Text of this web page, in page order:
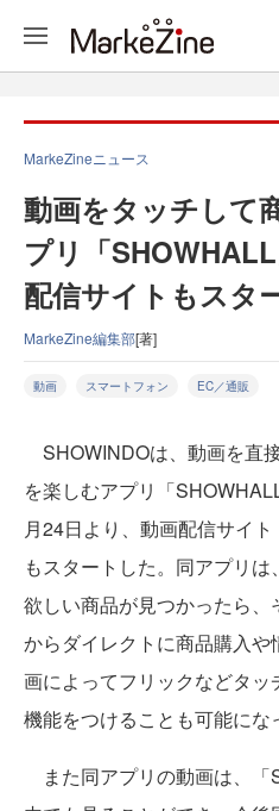
MarkeZineニュース
動画をタッチして
プリ「
配信サイトもスタ
MarkeZine編集部[著]
動画 スマートフォン EC／通販
SHOWINDOは、動画を直
を楽しむアプリ「
月24日より、動画配信サイ
もスタートした。同アプリ
欲しい商品が見つかったら
からダイレクトに商品購入
画によってフリックなどタ
機能をつけることも可能にな
また同アプリの動画は、「